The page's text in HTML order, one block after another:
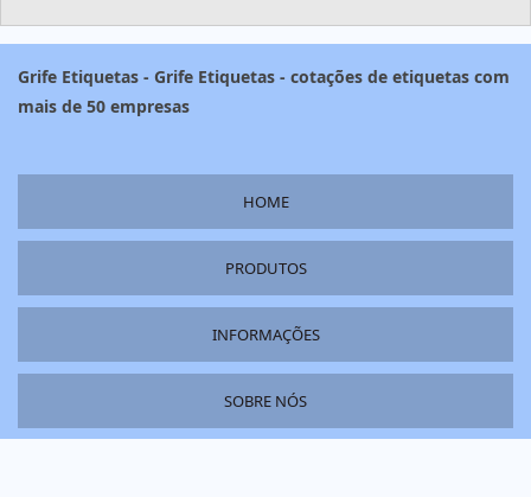
Grife Etiquetas - Grife Etiquetas - cotações de etiquetas com
mais de 50 empresas
HOME
PRODUTOS
INFORMAÇÕES
SOBRE NÓS